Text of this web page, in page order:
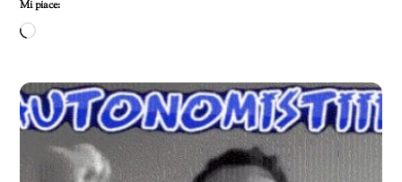
Mi piace:
Caricamento
corso…